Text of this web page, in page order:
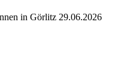
in Görlitz 29.06.2026